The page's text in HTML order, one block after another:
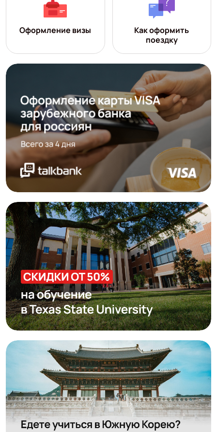
Оформление визы
Как оформить
поездку